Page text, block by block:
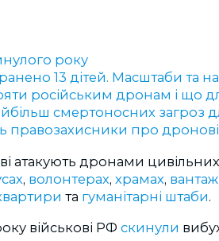
року
13 дітей. Масштаби та
російським дронам і що
смертоносних загроз
правозахисники про
атакують дронами
, волонтерах, храмах,
та гуманітарні штаби.
військові РФ скинули